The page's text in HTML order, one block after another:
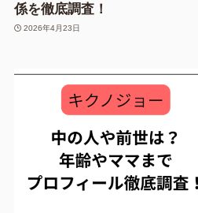
係を徹底調査！
2026年4月23日